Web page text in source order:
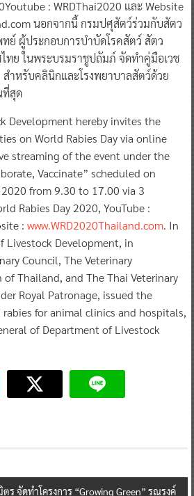
: WRDThai2020 และ Website
นอกจากนี้ กรมปศุสัตว์ร่วมกับสัตว
ย์ ผู้ประกอบการบําบัดโรคสัตว์ สัตว
ทย ในพระบรมราชูปถัมภ์ จัดทําคู่มือเวช
าหรับคลินิกและโรงพยาบาลสัตว์ด้วย
ที่สุด
Development hereby invites the
on World Rabies Day via online
streaming of the event under the
Vaccinate” scheduled on
from 9.30 to 17.00 via 3
Rabies Day 2020, YouTube :
: www.WRD2020Thailand.com. In
Livestock Development, in
Council, The Veterinary
Thailand, and The Thai Veterinary
Royal Patronage, issued the
for animal clinics and hospitals,
of Department of Livestock
ร จัดทำโครงการ “Growing Green” รณรงค์